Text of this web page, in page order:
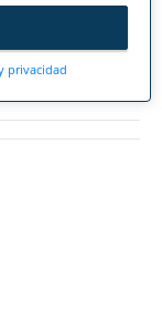
privacidad